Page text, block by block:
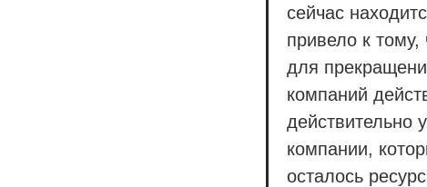
сейчас
привело к тому,
для
компаний
действительно
компании,
осталось